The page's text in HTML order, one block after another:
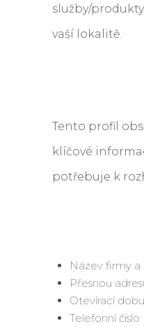
služby/
vaší lokalitě.
Tento profil
klíčové
potřebuje k
Název firmy
Přesnou
Otevírací
Telefonní číslo